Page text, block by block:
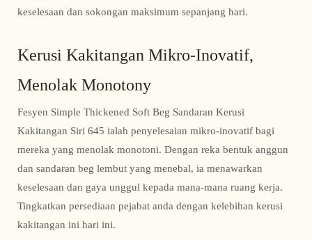
keselesaan dan sokongan maksimum sepanjang hari.
Kerusi Kakitangan Mikro-Inovatif,
Menolak Monotony
Fesyen Simple Thickened Soft Beg Sandaran Kerusi
Kakitangan Siri 645 ialah penyelesaian mikro-inovatif bagi
mereka yang menolak monotoni. Dengan reka bentuk anggun
dan sandaran beg lembut yang menebal, ia menawarkan
keselesaan dan gaya unggul kepada mana-mana ruang kerja.
Tingkatkan persediaan pejabat anda dengan kelebihan kerusi
kakitangan ini hari ini.